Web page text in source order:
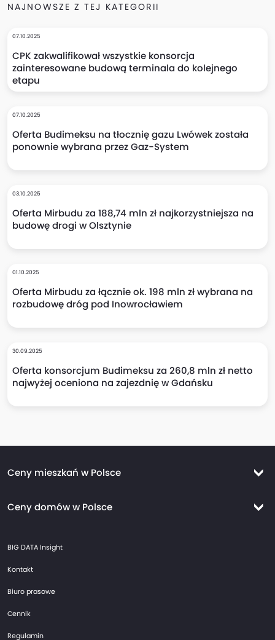
NAJNOWSZE Z TEJ KATEGORII
07.10.2025
CPK zakwalifikował wszystkie konsorcja
zainteresowane budową terminala do kolejnego
etapu
07.10.2025
Oferta Budimeksu na tłocznię gazu Lwówek została
ponownie wybrana przez Gaz-System
03.10.2025
Oferta Mirbudu za 188,74 mln zł najkorzystniejsza na
budowę drogi w Olsztynie
01.10.2025
Oferta Mirbudu za łącznie ok. 198 mln zł wybrana na
rozbudowę dróg pod Inowrocławiem
30.09.2025
Oferta konsorcjum Budimeksu za 260,8 mln zł netto
najwyżej oceniona na zajezdnię w Gdańsku
Ceny mieszkań w Polsce
Ceny mieszkań Kraków
Ceny domów w Polsce
Ceny domów Kraków
Ceny domów Wrocław
Ceny domów Trójmiasto
Ceny domów Gdańsk
BIG DATA Insight
Kontakt
Biuro prasowe
Cennik
Regulamin